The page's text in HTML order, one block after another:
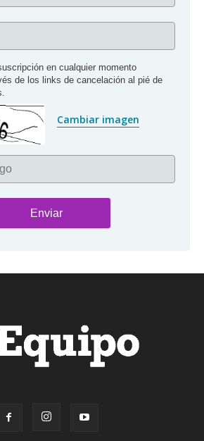
en cualquier momento
de los links de cancelación al pié de
Cambiar imagen